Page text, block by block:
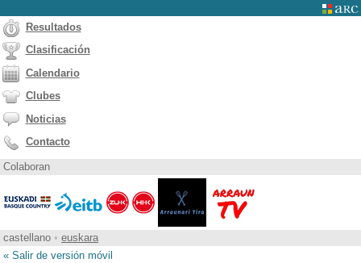
Resultados
Clasificación
Calendario
Clubes
Noticias
Contacto
Colaboran
castellano • euskara
« Salir de versión móvil